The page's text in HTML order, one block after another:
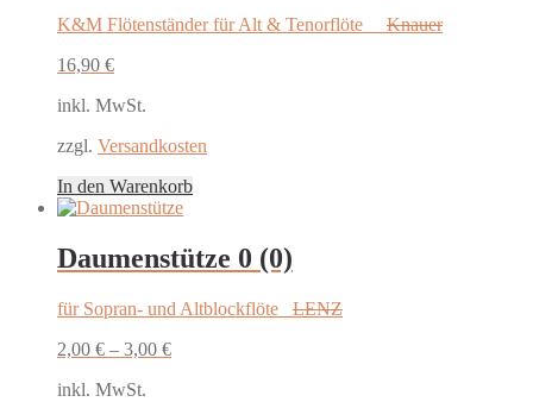
K&M Flötenständer für Alt & Tenorflöte Knauer
16,90 €
inkl. MwSt.
zzgl. Versandkosten
In den Warenkorb
Daumenstütze 0 (0)
für Sopran- und Altblockflöte LENZ
2,00 € – 3,00 €
inkl. MwSt.